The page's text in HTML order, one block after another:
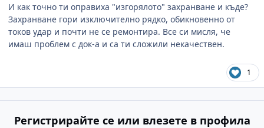
И как точно ти оправиха "изгорялото" захранване и къде?
Захранване гори изключително рядко, обикновенно от
токов удар и почти не се ремонтира. Все си мисля, че
имаш проблем с док-а и са ти сложили некачествен.
1
Регистрирайте се или влезете в профила